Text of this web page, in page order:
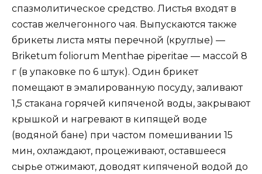
спазмолитическое средство. Листья входят в
состав желчегонного чая. Выпускаются также
брикеты листа мяты перечной (круглые) —
Вrikеtum fоliоrum Меnthае рiреritае — массой 8
г (в упаковке по 6 штук). Один брикет
помещают в эмалированную посуду, заливают
1,5 стакана горячей кипяченой воды, закрывают
крышкой и нагревают в кипящей воде
(водяной бане) при частом помешивании 15
мин, охлаждают, процеживают, оставшееся
сырье отжимают, доводят кипяченой водой до